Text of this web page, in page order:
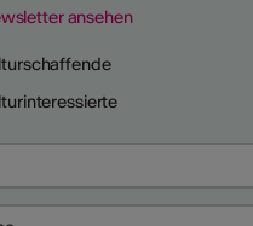
ansehen